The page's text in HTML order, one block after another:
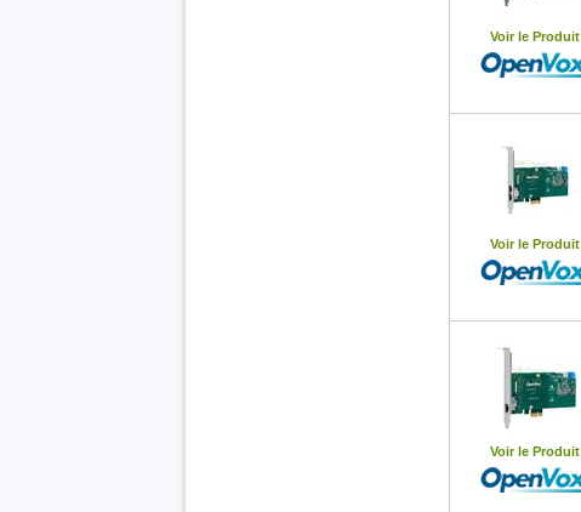
Voir le Produit
Voir le Produit
Voir le Produit